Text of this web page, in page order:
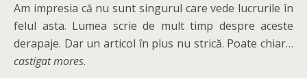
Am impresia că nu sunt singurul care vede lucrurile în
felul asta. Lumea scrie de mult timp despre aceste
derapaje. Dar un articol în plus nu strică. Poate chiar…
castigat mores.